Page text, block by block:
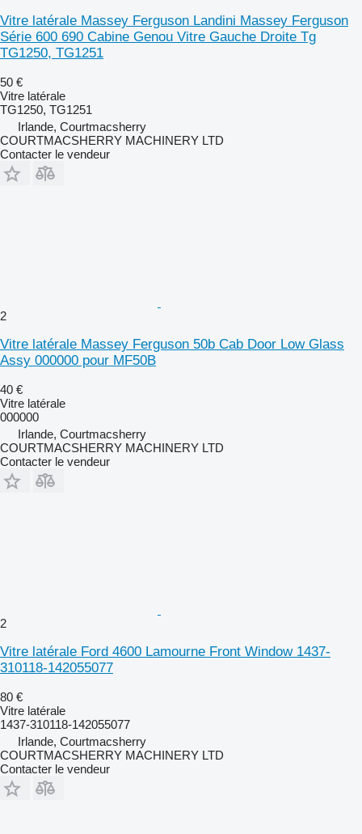
Vitre latérale Massey Ferguson Landini Massey Ferguson
Série 600 690 Cabine Genou Vitre Gauche Droite Tg
TG1250, TG1251
50 €
Vitre latérale
TG1250, TG1251
Irlande, Courtmacsherry
COURTMACSHERRY MACHINERY LTD
Contacter le vendeur
2
Vitre latérale Massey Ferguson 50b Cab Door Low Glass
Assy 000000 pour MF50B
40 €
Vitre latérale
000000
Irlande, Courtmacsherry
COURTMACSHERRY MACHINERY LTD
Contacter le vendeur
2
Vitre latérale Ford 4600 Lamourne Front Window 1437-
310118-142055077
80 €
Vitre latérale
1437-310118-142055077
Irlande, Courtmacsherry
COURTMACSHERRY MACHINERY LTD
Contacter le vendeur